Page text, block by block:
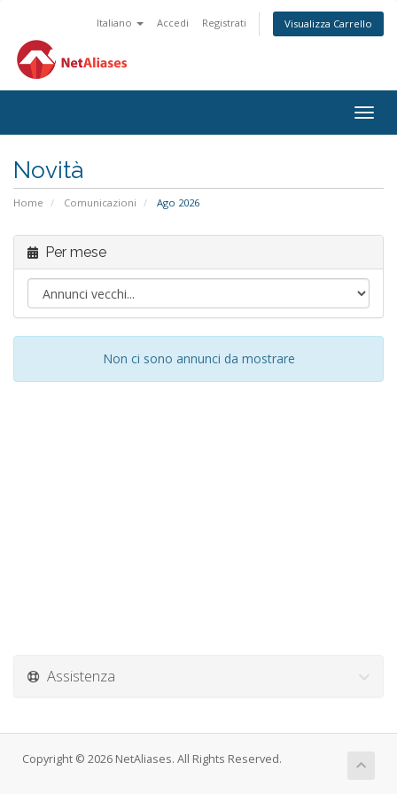
Italiano Accedi Registrati Visualizza Carrello
Novità
Home Comunicazioni Ago 2026
Per mese
Non ci sono annunci da mostrare
Assistenza
Copyright © 2026 NetAliases. All Rights Reserved.